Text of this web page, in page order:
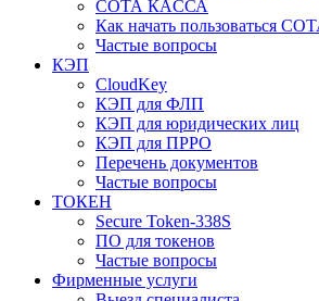
СОТА КАCСА
Как начать пользоваться
Частые вопросы
КЭП
CloudKey
КЭП для ФЛП
КЭП для юридических лиц
КЭП для ПРРО
Перечень документов
Частые вопросы
ТОКЕН
Secure Token-338S
ПО для токенов
Частые вопросы
Фирменные услуги